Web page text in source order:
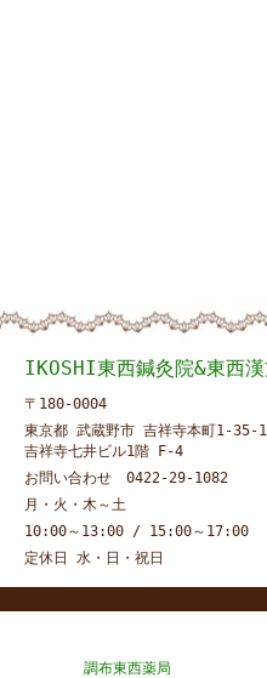
IKOSHI東西鍼灸院&東西
〒180-0004
東京都 武蔵野市 吉祥寺本町1-35-
吉祥寺七井ビル1階 F-4
お問い合わせ 0422-29-1082
月・火・木～土
10:00～13:00 / 15:00～17:00
定休日 水・日・祝日
調布東西薬局